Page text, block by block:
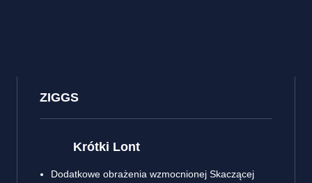
ZIGGS
Krótki Lont
Dodatkowe obrażenia wzmocnionej Skaczącej